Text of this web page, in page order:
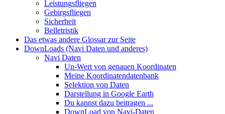
Leistungsfliegen
Gebirgsfliegen
Sicherheit
Belletristik
Das etwas andere Glossar zur Seite
DownLoads (Navi Daten und anderes)
Navi Daten
Un-Wert von genauen Koordinaten
Meine Koordinatendatenbank
Selektion von Daten
Darstellung in Google Earth
Du kannst dazu beitragen ...
DownLoad von Navi-Daten